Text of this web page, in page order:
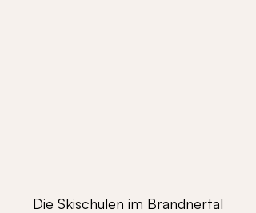
Die Skischulen im Brandnertal